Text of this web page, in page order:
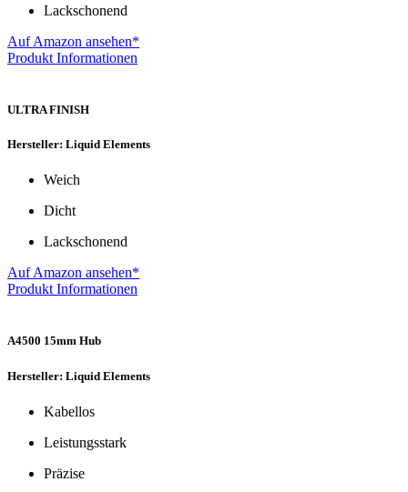
Lackschonend
Auf Amazon ansehen*
Produkt Informationen
ULTRA FINISH
Hersteller: Liquid Elements
Weich
Dicht
Lackschonend
Auf Amazon ansehen*
Produkt Informationen
A4500 15mm Hub
Hersteller: Liquid Elements
Kabellos
Leistungsstark
Präzise